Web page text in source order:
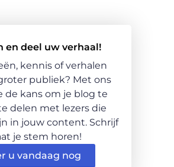
en deel uw verhaal!
kennis of verhalen
publiek? Met ons
de kans om je blog te
delen met lezers die
in jouw content. Schrijf
je stem horen!
u vandaag nog